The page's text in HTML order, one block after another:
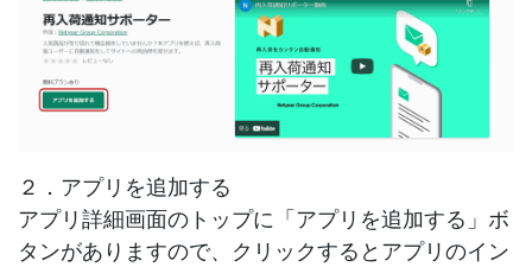
２．アプリを追加する
アプリ詳細画面のトップに「アプリを追加する」ボ
タンがありますので、クリックするとアプリのイン